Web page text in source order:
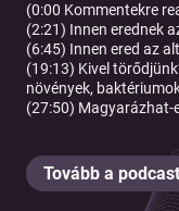
(0:00 Kommentekre
(2:21) Innen erednek
(6:45) Innen ered az
(19:13) Kivel
növények,
(27:50) Magyarázhat-
Tovább a